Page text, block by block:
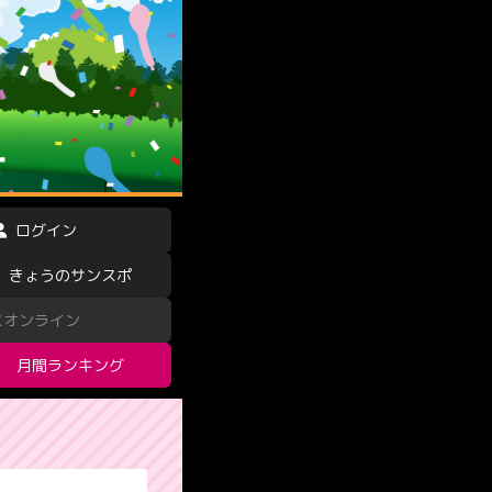
ログイン
きょうのサンスポ
ンライン
月間ランキング